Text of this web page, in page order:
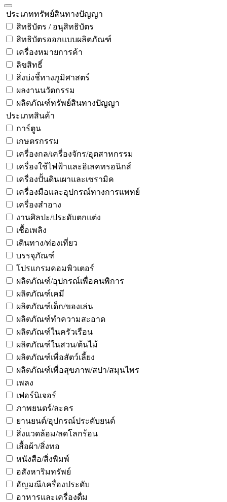
ประเภททรัพย์สินทางปัญญา
สิทธิบัตร / อนุสิทธิบัตร
สิทธิบัตรออกแบบผลิตภัณฑ์
เครื่องหมายการค้า
ลิขสิทธิ์
สิ่งบ่งชี้ทางภูมิศาสตร์
ผลงานนวัตกรรม
ผลิตภัณฑ์ทรัพย์สินทางปัญญา
ประเภทสินค้า
การ์ตูน
เกษตรกรรม
เครื่องกล/เครื่องจักร/อุตสาหกรรม
เครื่องใช้ไฟฟ้าและอิเลคทรอนิกส์
เครื่องปั้นดินเผาและเซรามิค
เครื่องมือและอุปกรณ์ทางการแพทย์
เครื่องสำอาง
งานศิลปะ/ประดับตกแต่ง
เชื้อเพลิง
เดินทาง/ท่องเที่ยว
บรรจุภัณฑ์
โปรแกรมคอมพิวเตอร์
ผลิตภัณฑ์/อุปกรณ์เพื่อคนพิการ
ผลิตภัณฑ์เคมี
ผลิตภัณฑ์เด็ก/ของเล่น
ผลิตภัณฑ์ทำความสะอาด
ผลิตภัณฑ์ในครัวเรือน
ผลิตภัณฑ์ในสวน/ต้นไม้
ผลิตภัณฑ์เพื่อสัตว์เลี้ยง
ผลิตภัณฑ์เพื่อสุขภาพ/สปา/สมุนไพร
เพลง
เฟอร์นิเจอร์
ภาพยนตร์/ละคร
ยานยนต์/อุปกรณ์ประดับยนต์
สิ่งแวดล้อม/ลดโลกร้อน
เสื้อผ้า/สิ่งทอ
หนังสือ/สิ่งพิมพ์
อสังหาริมทรัพย์
อัญมณี/เครื่องประดับ
อาหารและเครื่องดื่ม